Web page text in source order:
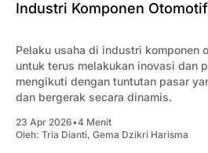
Industri Komponen Otomotif
Pelaku usaha di industri komponen
untuk terus melakukan inovasi dan
mengikuti dengan tuntutan pasar
dan bergerak secara dinamis.
23 Apr 2026•4 Menit
Oleh: Tria Dianti, Gema Dzikri Harisma